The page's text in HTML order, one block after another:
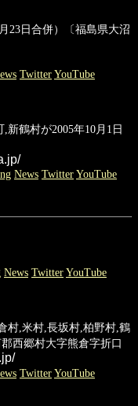
23日合併）〔福島県大沼
Twitter YouTube
,新鶴村が2005年10月1日
News Twitter YouTube
News Twitter YouTube
村,米村,長坂村,柏野村,鶴
西郷村大字熊倉字折口
Twitter YouTube